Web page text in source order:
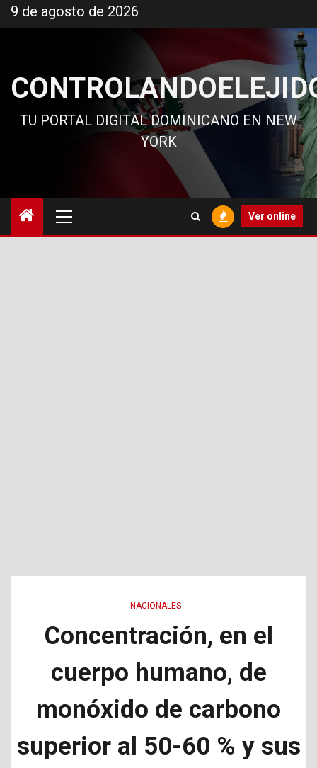
al
9 de agosto de 2026
TU PORTAL DIGITAL DOMINICANO EN NEW
YORK
principal
Ver online
NACIONALES
Concentración, en el
cuerpo humano, de
monóxido de carbono
superior al 50-60 % y sus